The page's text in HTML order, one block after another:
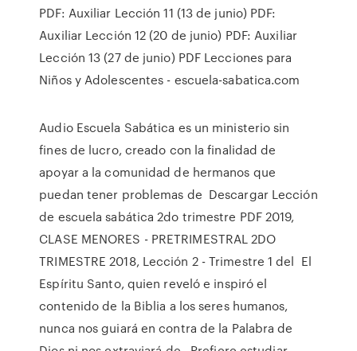
PDF: Auxiliar Lección 11 (13 de junio) PDF:
Auxiliar Lección 12 (20 de junio) PDF: Auxiliar
Lección 13 (27 de junio) PDF Lecciones para
Niños y Adolescentes - escuela-sabatica.com
Audio Escuela Sabática es un ministerio sin
fines de lucro, creado con la finalidad de
apoyar a la comunidad de hermanos que
puedan tener problemas de Descargar Lección
de escuela sabática 2do trimestre PDF 2019,
CLASE MENORES - PRETRIMESTRAL 2DO
TRIMESTRE 2018, Lección 2 - Trimestre 1 del El
Espíritu Santo, quien reveló e inspiró el
contenido de la Biblia a los seres humanos,
nunca nos guiará en contra de la Palabra de